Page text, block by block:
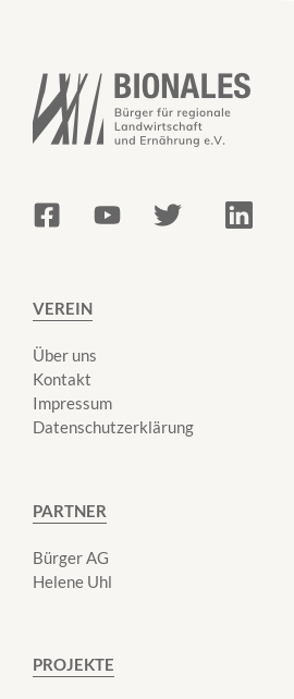
VEREIN
Über uns
Kontakt
Impressum
Datenschutzerklärung
PARTNER
Bürger AG
Helene Uhl
PROJEKTE